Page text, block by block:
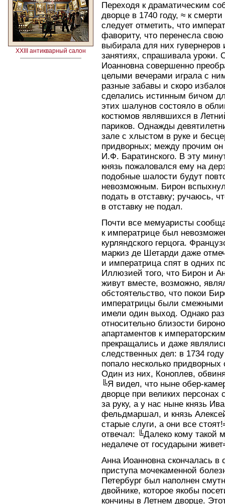
XXIII антикварный салон
Переходя к драматическим
дворце в 1740 году, ≈ к
следует отметить, что
фавориту, что перенесла
выбирала для них гувернеров
занятиях, спрашивала уроки.
Иоанновна совершенно
целыми вечерами играла с
разные забавы и скоро
сделались истинным бичом
этих шалунов состояло в
костюмов являвшихся в
париков. Однажды
зале с хлыстом в руке и
придворных; между прочим он
И.Ф. Баратинского. В эту
князь пожаловался ему на
подобные шалости будут
невозможным. Бирон
подать в отставку; ручаюсь,
в отставку не подал.
Почти все мемуаристы
к императрице был
курляндского герцога.
маркиз де Шетарди даже
и императрица спят в одних
Иллюзией того, что Бирон и
живут вместе, возможно,
обстоятельство, что покои
императрицы были смежными
имели один выход. Однако
относительно близости
апартаментов к
прекращались и даже
следственных дел: в 1734
попало несколько придворных
Один из них, Коноплев,
╚Я видел, что ныне обер-
дворце при великих персонах
за руку, а у нас ныне князь
фельдмаршал, и князь
старые слуги, а они все
отвечал: ╚Далеко кому такой
недалече от государыни
Анна Иоанновна скончалась в
приступа мочекаменной
Петербург был наполнен
двойнике, которое якобы
кончины в Летнем дворце.